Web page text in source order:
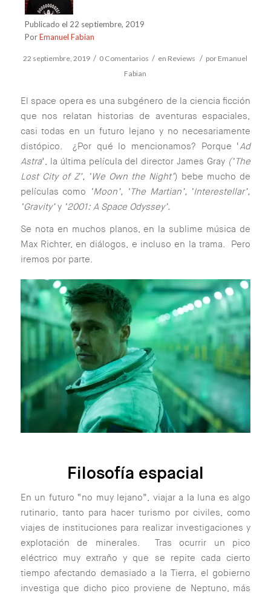
Publicado el 22 septiembre, 2019
PorEmanuel Fabian
22 septiembre, 2019 / 0 Comentarios / en Reviews / por Emanuel
Fabian
El space opera es una subgénero de la ciencia ficción
que nos relatan historias de aventuras espaciales,
casi todas en un futuro lejano y no necesariamente
distópico. ¿Por qué lo mencionamos? Porque ‘Ad
Astra’, la última película del director James Gray (‘The
Lost City of Z’, ‘We Own the Night’) bebe mucho de
películas como ‘Moon’, ‘The Martian’, ‘Interestellar’,
‘Gravity’y‘2001: A Space Odyssey’.
Se nota en muchos planos, en la sublime música de
Max Richter, en diálogos, e incluso en la trama. Pero
iremos por parte.
Filosofía espacial
En un futuro “no muy lejano”, viajar a la luna es algo
rutinario, tanto para hacer turismo por civiles, como
viajes de instituciones para realizar investigaciones y
explotación de minerales. Tras ocurrir un pico
eléctrico muy extraño y que se repite cada cierto
tiempo afectando demasiado a la Tierra, el gobierno
investiga que dicho pico proviene de Neptuno, más